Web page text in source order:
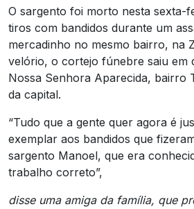
O sargento foi morto nesta sexta-
tiros com bandidos durante um
mercadinho no mesmo bairro, na
velório, o cortejo fúnebre saiu em
Nossa Senhora Aparecida, bairro
da capital.
“Tudo que a gente quer agora é
exemplar aos bandidos que
sargento Manoel, que era
trabalho correto”,
disse uma amiga da família, que